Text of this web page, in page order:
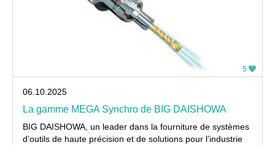
5
06.10.2025
La gamme MEGA Synchro de BIG DAISHOWA
BIG DAISHOWA, un leader dans la fourniture de systèmes
d’outils de haute précision et de solutions pour l’industrie